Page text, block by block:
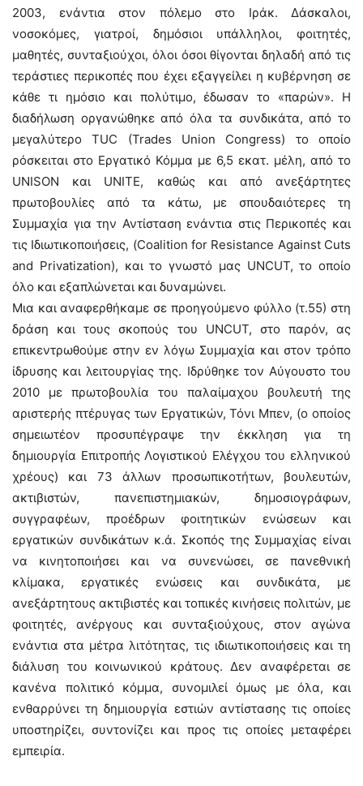
2003, ενάντια στον πόλεμο στο Ιράκ. Δάσκαλοι,
νοσοκόμες, γιατροί, δημόσιοι υπάλληλοι, φοιτητές,
μαθητές, συνταξιούχοι, όλοι όσοι θίγονται δηλαδή από τις
τεράστιες περικοπές που έχει εξαγγείλει η κυβέρνηση σε
κάθε τι ημόσιο και πολύτιμο, έδωσαν το «παρών». Η
διαδήλωση οργανώθηκε από όλα τα συνδικάτα, από το
μεγαλύτερο TUC (Trades Union Congress) το οποίο
ρόσκειται στο Εργατικό Κόμμα με 6,5 εκατ. μέλη, από το
UNISON και UNITE, καθώς και από ανεξάρτητες
πρωτοβουλίες από τα κάτω, με σπουδαιότερες τη
Συμμαχία για την Αντίσταση ενάντια στις Περικοπές και
τις Ιδιωτικοποιήσεις, (Coalition for Resistance Αgainst Cuts
and Privatization), και το γνωστό μας UNCUT, το οποίο
όλο και εξαπλώνεται και δυναμώνει.
Μια και αναφερθήκαμε σε προηγούμενο φύλλο (τ.55) στη
δράση και τους σκοπούς του UNCUT, στο παρόν, ας
επικεντρωθούμε στην εν λόγω Συμμαχία και στον τρόπο
ίδρυσης και λειτουργίας της. Ιδρύθηκε τον Αύγουστο του
2010 με πρωτοβουλία του παλαίμαχου βουλευτή της
αριστερής πτέρυγας των Εργατικών, Τόνι Μπεν, (ο οποίος
σημειωτέον προσυπέγραψε την έκκληση για τη
δημιουργία Επιτροπής Λογιστικού Ελέγχου του ελληνικού
χρέους) και 73 άλλων προσωπικοτήτων, βουλευτών,
ακτιβιστών, πανεπιστημιακών, δημοσιογράφων,
συγγραφέων, προέδρων φοιτητικών ενώσεων και
εργατικών συνδικάτων κ.ά. Σκοπός της Συμμαχίας είναι
να κινητοποιήσει και να συνενώσει, σε πανεθνική
κλίμακα, εργατικές ενώσεις και συνδικάτα, με
ανεξάρτητους ακτιβιστές και τοπικές κινήσεις πολιτών, με
φοιτητές, ανέργους και συνταξιούχους, στον αγώνα
ενάντια στα μέτρα λιτότητας, τις ιδιωτικοποιήσεις και τη
διάλυση του κοινωνικού κράτους. Δεν αναφέρεται σε
κανένα πολιτικό κόμμα, συνομιλεί όμως με όλα, και
ενθαρρύνει τη δημιουργία εστιών αντίστασης τις οποίες
υποστηρίζει, συντονίζει και προς τις οποίες μεταφέρει
εμπειρία.